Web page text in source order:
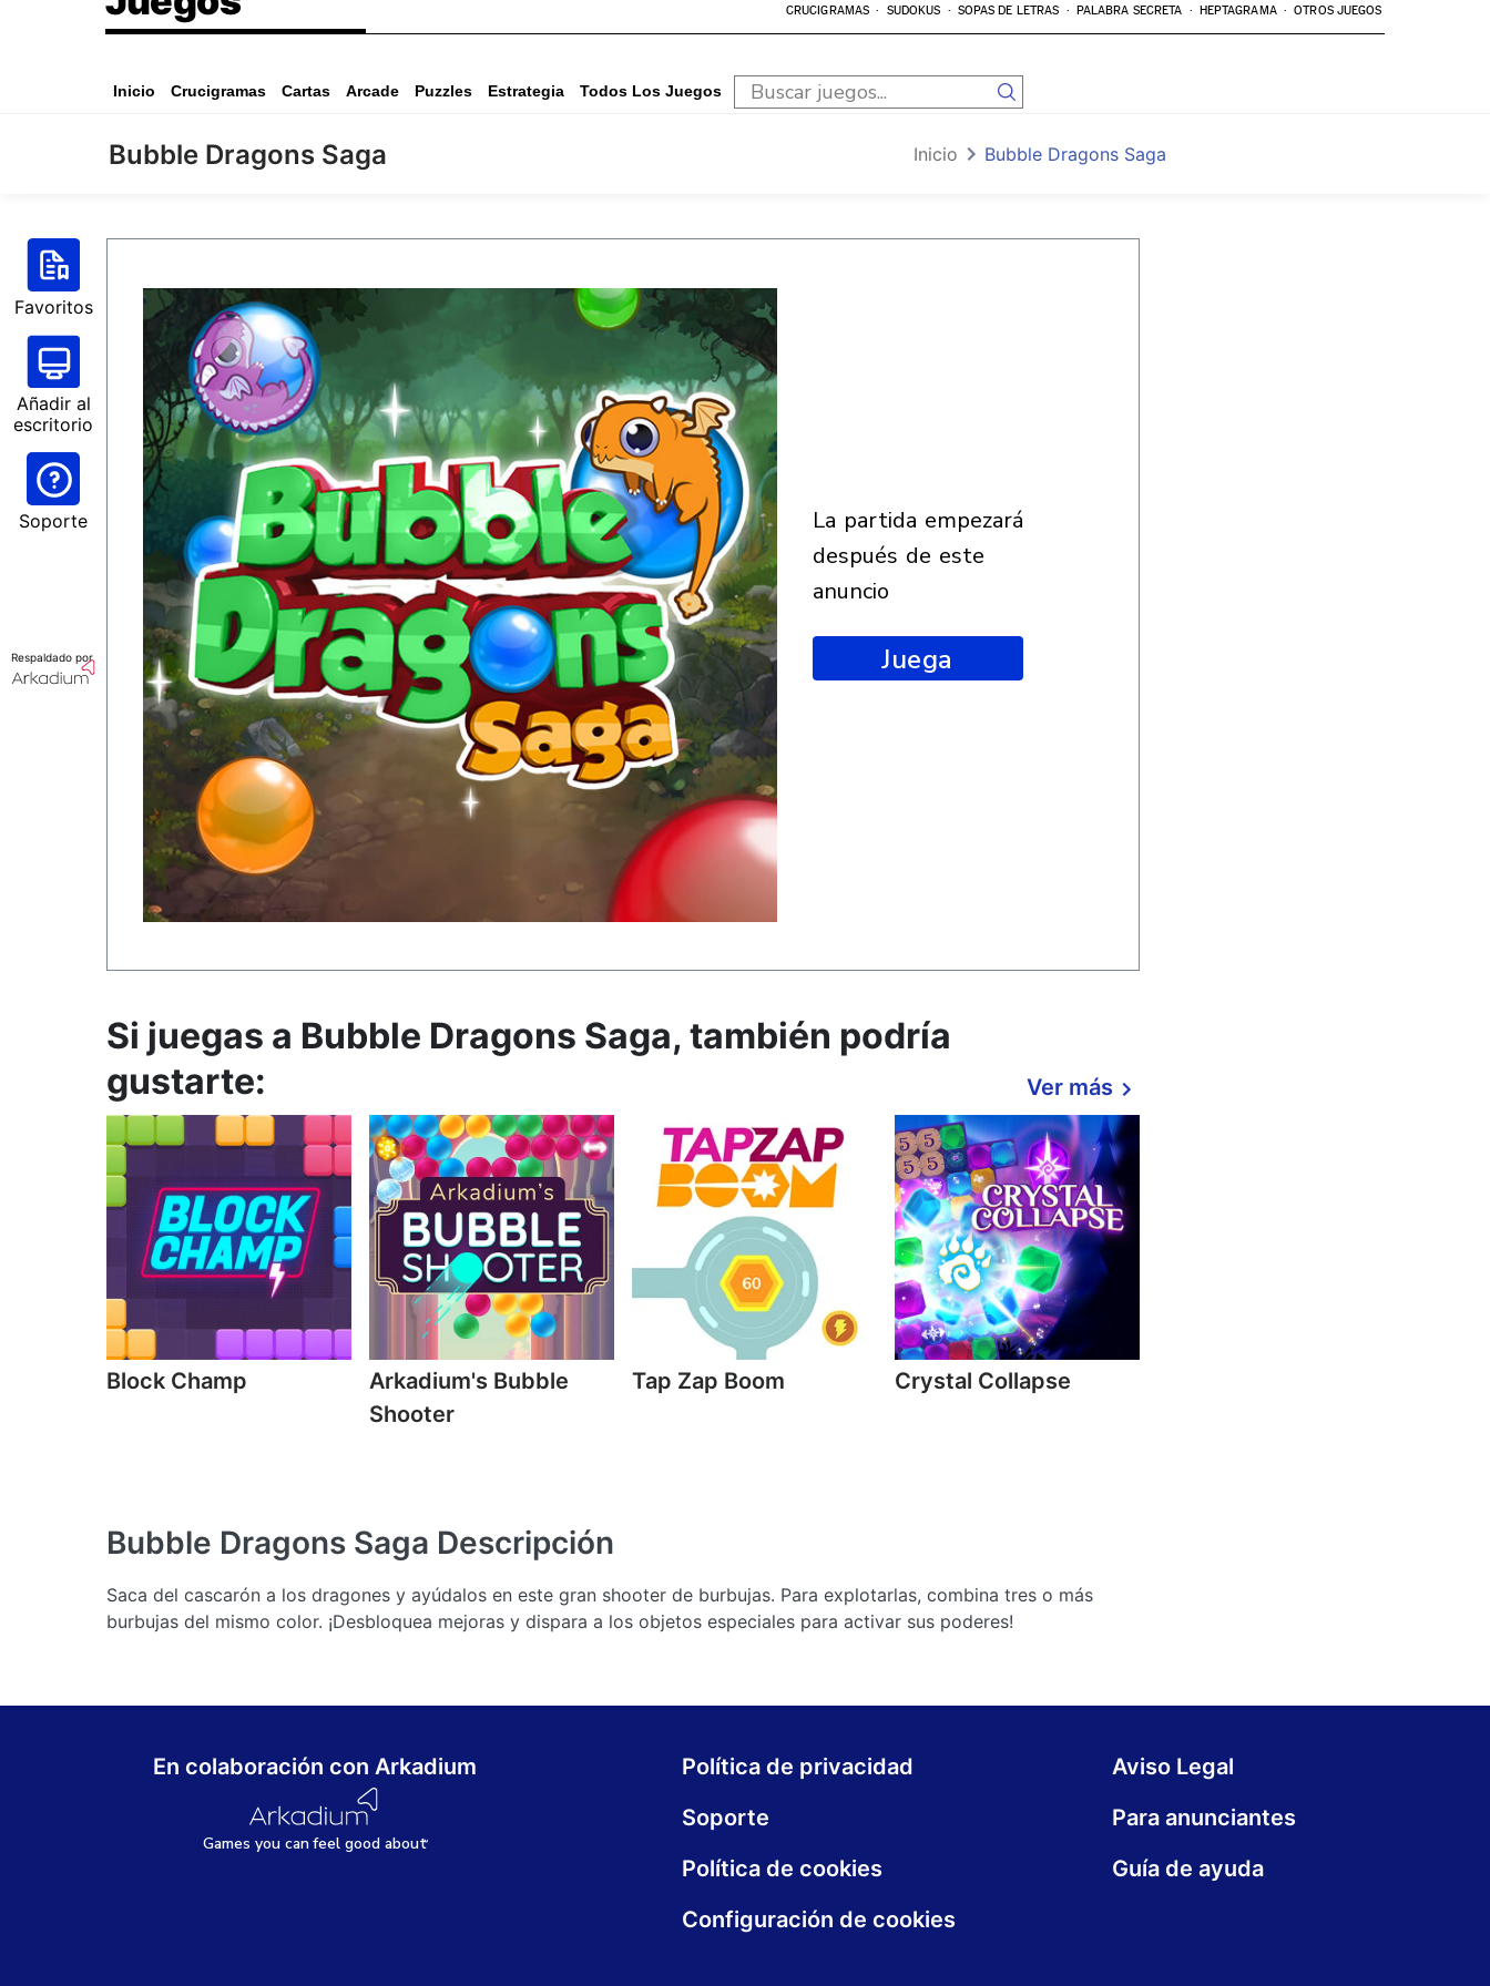
CRUCIGRAMAS SUDOKUS SOPAS DE LETRAS PALABRA SECRETA HEPTAGRAMA OTROS JUEGOS
Inicio Crucigramas Cartas Arcade Puzzles Estrategia Todos Los Juegos
Bubble Dragons Saga Inicio Bubble Dragons Saga
Favoritos
Añadir al
escritorio
Soporte
Respaldado por
la partida empezará
después de este
anuncio
Juega
Si juegas a Bubble Dragons Saga, también podría
gustarte:
Ver más
Block Champ
Arkadium's Bubble
Shooter
Tap Zap Boom Crystal Collapse
Bubble Dragons Saga Descripción
Saca del cascarón a los dragones y ayúdalos en este gran shooter de burbujas. Para explotarlas, combina tres o más
burbujas del mismo color. ¡Desbloquea mejoras y dispara a los objetos especiales para activar sus poderes!
En colaboración con Arkadium
Games you canfeel good about
Política de privacidad
Aviso Legal
Soporte
Para anunciantes
Política de cookies
Guía de ayuda
Configuración de cookies